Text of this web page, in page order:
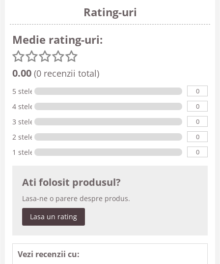
Rating-uri
Medie rating-uri:
0.00 (0 recenzii total)
5 stele 0
4 stele 0
3 stele 0
2 stele 0
1 stele 0
Ati folosit produsul?
Lasa-ne o parere despre produs.
Lasa un rating
Vezi recenzii cu: